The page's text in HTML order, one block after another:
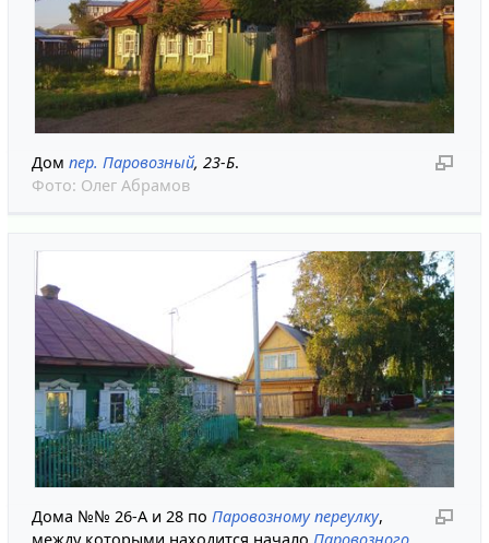
Домпер. Паровозный, 23-Б.
Фото: Олег Абрамов
Дома №№ 26-А и 28 по Паровозному переулку,
между которыми находится начало Паровозного